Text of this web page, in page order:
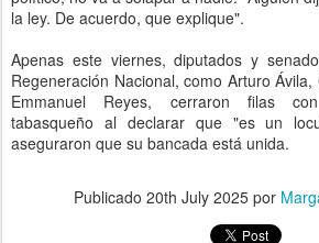
la ley. De acuerdo, que explique".
Apenas este viernes, diputados y
Regeneración Nacional, como Arturo
Emmanuel Reyes, cerraron filas
tabasqueño al declarar que "es un
aseguraron que su bancada está unida.
Publicado 20th July 2025 por